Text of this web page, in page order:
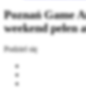
Poznań Game
weekend pełen
Podziel się